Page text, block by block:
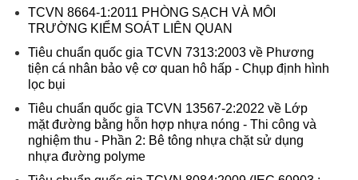
TCVN 8664-1:2011 PHÒNG SẠCH VÀ MÔI
TRƯỜNG KIỂM SOÁT LIÊN QUAN
Tiêu chuẩn quốc gia TCVN 7313:2003 về Phương
tiện cá nhân bảo vệ cơ quan hô hấp - Chụp định hình
lọc bụi
Tiêu chuẩn quốc gia TCVN 13567-2:2022 về Lớp
mặt đường bằng hỗn hợp nhựa nóng - Thi công và
nghiệm thu - Phần 2: Bê tông nhựa chặt sử dụng
nhựa đường polyme